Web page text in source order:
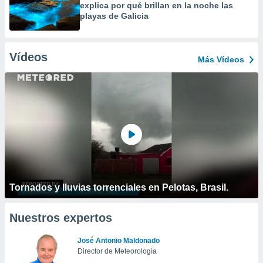
explica por qué brillan en la noche las
playas de Galicia
Vídeos Más Vídeos
Tornados y lluvias torrenciales en Pelotas, Brasil.
Nuestros expertos
José Antonio Maldonado
Director de Meteorología